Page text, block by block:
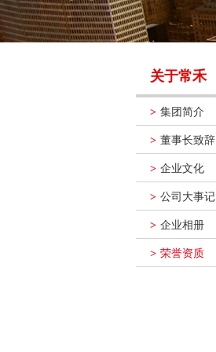
关于常禾
> 集团简介
> 董事长致辞
> 企业文化
> 公司大事记
> 企业相册
> 荣誉资质